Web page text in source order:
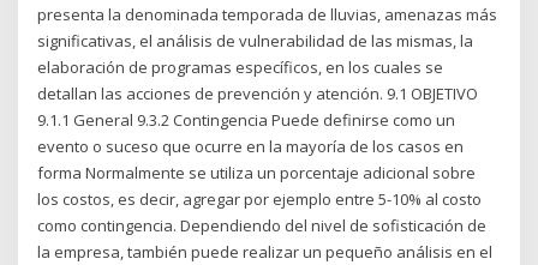
presenta la denominada temporada de lluvias, amenazas más
significativas, el análisis de vulnerabilidad de las mismas, la
elaboración de programas específicos, en los cuales se
detallan las acciones de prevención y atención. 9.1 OBJETIVO
9.1.1 General 9.3.2 Contingencia Puede definirse como un
evento o suceso que ocurre en la mayoría de los casos en
forma Normalmente se utiliza un porcentaje adicional sobre
los costos, es decir, agregar por ejemplo entre 5-10% al costo
como contingencia. Dependiendo del nivel de sofisticación de
la empresa, también puede realizar un pequeño análisis en el